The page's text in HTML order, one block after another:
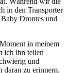
in den Transporter
Drontes und
in meinem
ich ihn teilen
und
daran zu erinnern,